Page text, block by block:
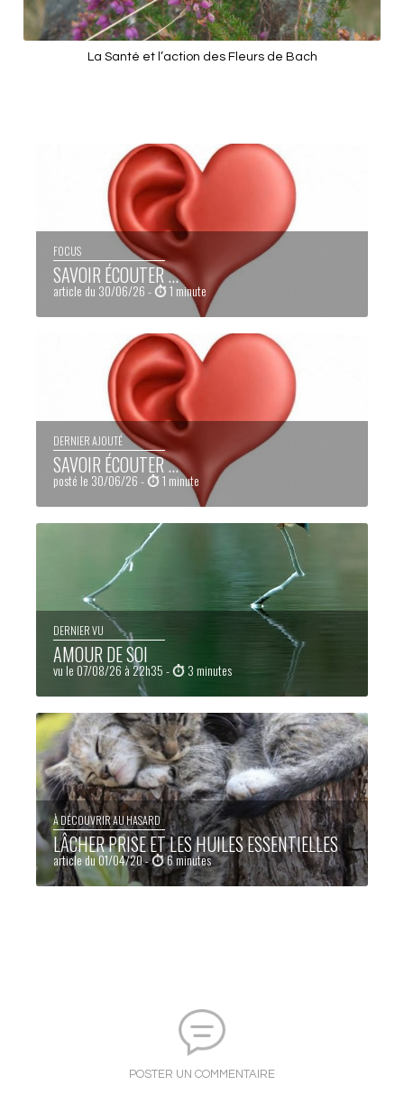
La Santé et l’action des Fleurs de Bach
FOCUS
SAVOIR ÉCOUTER ...
article du 30/06/26 - 1 minute
DERNIER AJOUTÉ
SAVOIR ÉCOUTER ...
posté le 30/06/26 - 1 minute
DERNIER VU
AMOUR DE SOI
vu le 07/08/26 à 22h35 - 3 minutes
À DÉCOUVRIR AU HASARD
LÂCHER PRISE ET LES HUILES ESSENTIELLES
article du 01/04/20 - 6 minutes
POSTER UN COMMENTAIRE